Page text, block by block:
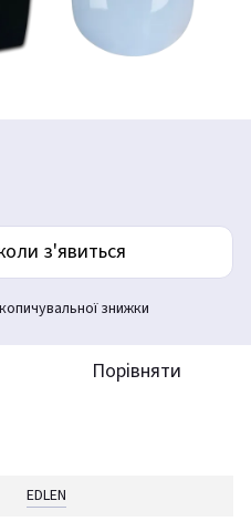
з'явиться
знижки
Порівняти
EDLEN